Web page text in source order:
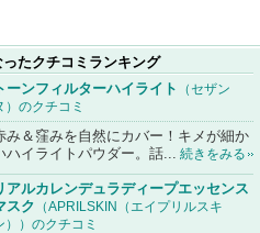
たクチコミランキング
ーンフィルターハイライト
（セザン
）のクチコミ
み＆窪みを自然にカバー！キメが細か
ハイライトパウダー。話... 続きをみる
アルカレンデュラディープエッセンス
スク （APRILSKIN（エイプリルスキ
））のクチコミ